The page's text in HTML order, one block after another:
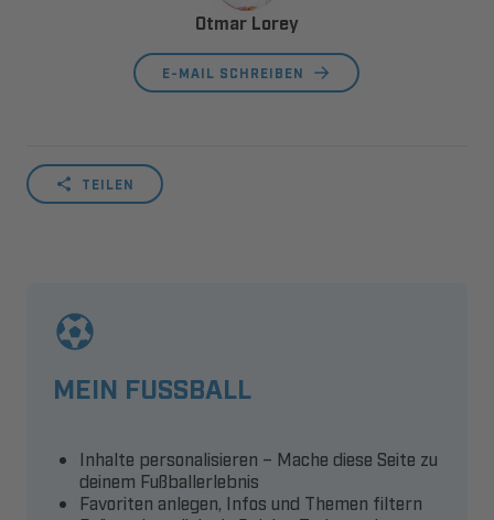
Otmar Lorey
E-MAIL SCHREIBEN
TEILEN
MEIN FUSSBALL
Inhalte personalisieren – Mache diese Seite zu
deinem Fußballerlebnis
Favoriten anlegen, Infos und Themen filtern